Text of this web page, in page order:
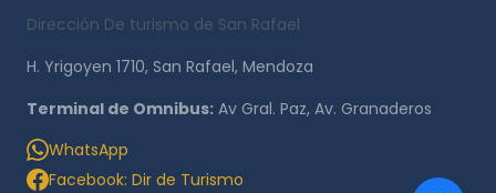
Dirección De turismo de San Rafael
H. Yrigoyen 1710, San Rafael, Mendoza
Terminal de Omnibus: Av Gral. Paz, Av. Granaderos
WhatsApp
Facebook: Dir de Turismo